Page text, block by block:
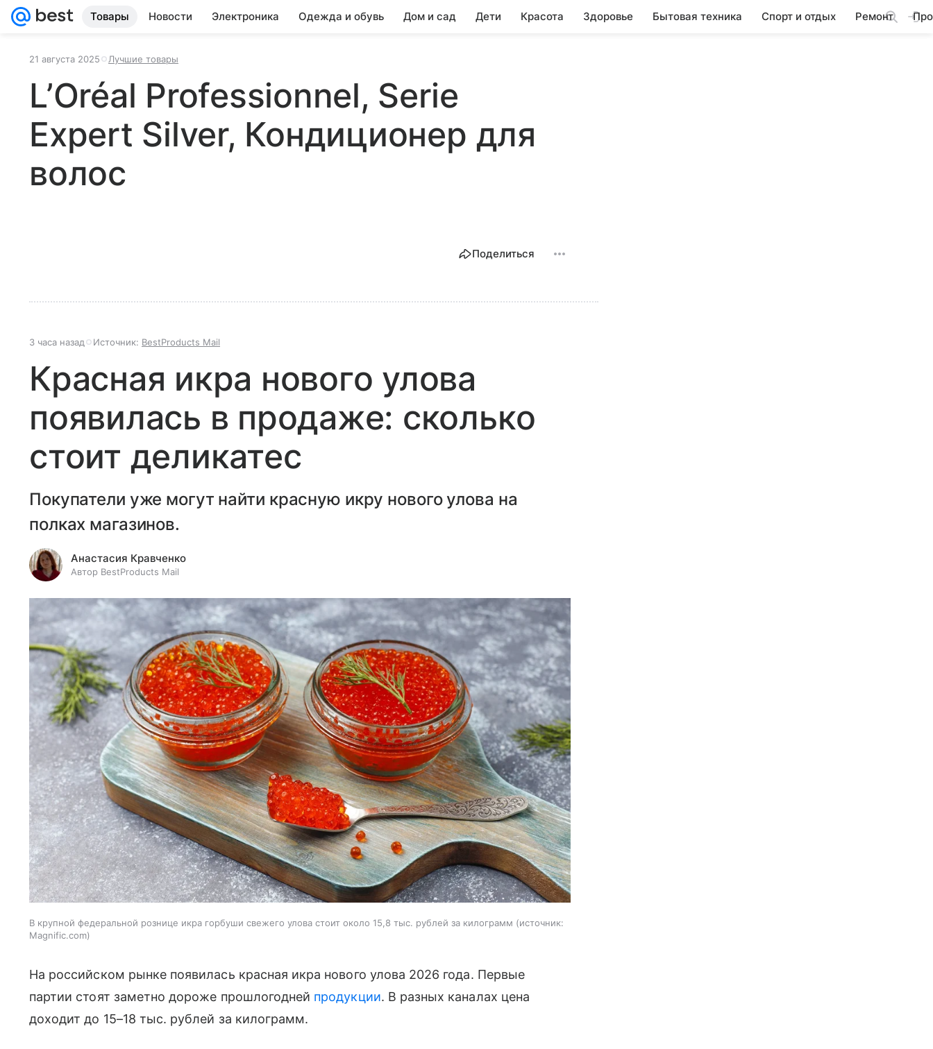
Товары Новости Электроника Одежда и обувь Дом и сад Дети Красота Здоровье Бытовая техника Спорт и отдых Ремонт
21 августа 2025 Лучшие товары
L’Oréal Professionnel, Serie
Expert Silver, Кондиционер для
волос
Поделиться
3 часа назад Источник: BestProducts Mail
Красная икра нового улова
появилась в продаже: сколько
стоит деликатес
Покупатели уже могут найти красную икру нового улова на
полках магазинов.
Анастасия Кравченко
Автор BestProducts Mail
В крупной федеральной рознице икра горбуши свежего улова стоит около 15,8 тыс. рублей за килограмм
источник:
Magnific.com
На российском рынке появилась красная икра нового улова 2026 года. Первые
партии стоят заметно дороже прошлогодней продукции. В разных каналах цена
доходит до 15–18 тыс. рублей за килограмм.